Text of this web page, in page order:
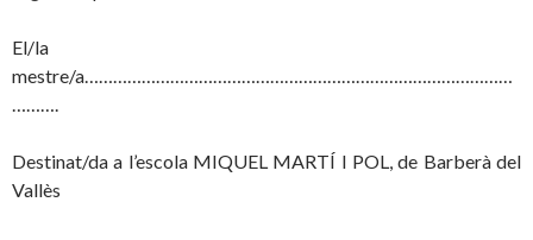
El/la
mestre/a………………………………………………………………………………
……….
Destinat/da a l’escola MIQUEL MARTÍ I POL, de Barberà del
Vallès